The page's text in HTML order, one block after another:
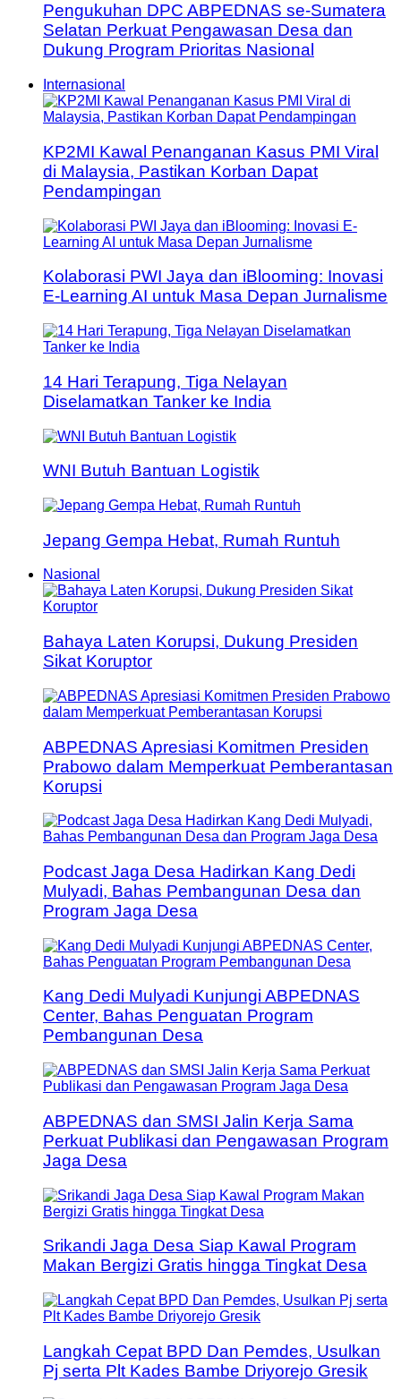
Pengukuhan DPC ABPEDNAS se-Sumatera
Selatan Perkuat Pengawasan Desa dan
Dukung Program Prioritas Nasional
Internasional
KP2MI Kawal Penanganan Kasus PMI Viral
di Malaysia, Pastikan Korban Dapat
Pendampingan
Kolaborasi PWI Jaya dan iBlooming: Inovasi
E-Learning AI untuk Masa Depan Jurnalisme
14 Hari Terapung, Tiga Nelayan
Diselamatkan Tanker ke India
WNI Butuh Bantuan Logistik
Jepang Gempa Hebat, Rumah Runtuh
Nasional
Bahaya Laten Korupsi, Dukung Presiden
Sikat Koruptor
ABPEDNAS Apresiasi Komitmen Presiden
Prabowo dalam Memperkuat Pemberantasan
Korupsi
Podcast Jaga Desa Hadirkan Kang Dedi
Mulyadi, Bahas Pembangunan Desa dan
Program Jaga Desa
Kang Dedi Mulyadi Kunjungi ABPEDNAS
Center, Bahas Penguatan Program
Pembangunan Desa
ABPEDNAS dan SMSI Jalin Kerja Sama
Perkuat Publikasi dan Pengawasan Program
Jaga Desa
Srikandi Jaga Desa Siap Kawal Program
Makan Bergizi Gratis hingga Tingkat Desa
Langkah Cepat BPD Dan Pemdes, Usulkan
Pj serta Plt Kades Bambe Driyorejo Gresik